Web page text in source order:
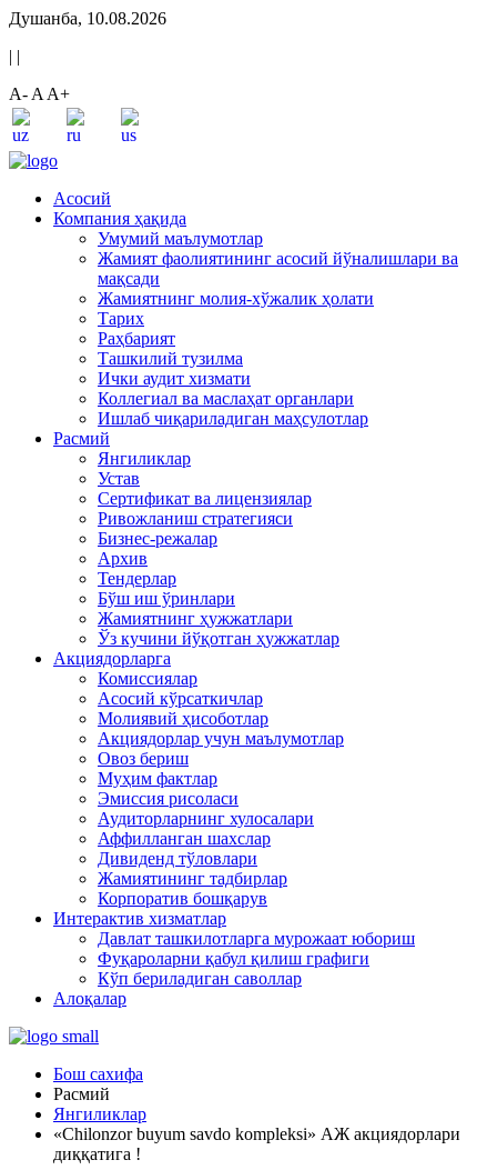
Душанба, 10.08.2026
| |
A- A A+
Асосий
Компания ҳақида
Умумий маълумотлар
Жамият фаолиятининг асосий йўналишлари ва
мақсади
Жамиятнинг молия-хўжалик ҳолати
Тарих
Раҳбарият
Ташкилий тузилма
Ички аудит хизмати
Коллегиал ва маслаҳат органлари
Ишлаб чиқариладиган маҳсулотлар
Расмий
Янгиликлар
Устав
Сертификат ва лицензиялар
Ривожланиш стратегияси
Бизнес-режалар
Архив
Тендерлар
Бўш иш ўринлари
Жамиятнинг ҳужжатлари
Ўз кучини йўқотган ҳужжатлар
Акциядорларга
Комиссиялар
Асосий кўрсаткичлар
Молиявий ҳисоботлар
Акциядорлар учун маълумотлар
Овоз бериш
Муҳим фактлар
Эмиссия рисоласи
Аудиторларнинг хулосалари
Аффилланган шахслар
Дивиденд тўловлари
Жамиятининг тадбирлар
Корпоратив бошқарув
Интерактив хизматлар
Давлат ташкилотларга мурожаат юбориш
Фуқароларни қабул қилиш графиги
Кўп бериладиган саволлар
Алоқалар
Бош сахифа
Расмий
Янгиликлар
«Chilonzor buyum savdo komplеksi» АЖ акциядорлари
диққатига !